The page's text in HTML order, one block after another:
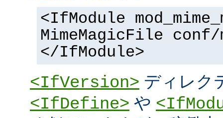
<IfModule
MimeMagicFile conf/
</IfModule>
<IfVersion> ディレク
<IfDefine> や